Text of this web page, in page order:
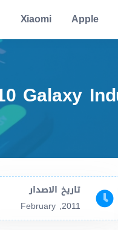
Apple
Xiaomi
تاريخ الاصدار
2011, February